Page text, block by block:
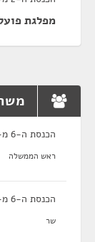
מפלגת
הכנסת ה-6 מ-12/01/1966 עד 26/02/1969
ראש הממשלה
הכנסת ה-6 מ-12/01/1966 עד 05/06/1967
שר